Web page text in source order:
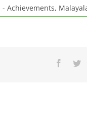
- Achievements,